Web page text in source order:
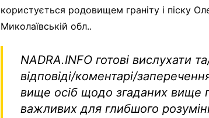
користується родовищем граніту і піску
Миколаївській обл..
NADRA.INFO готові вислухати
відповіді/коментарі/
вище осіб щодо згаданих вище
важливих для глибшого